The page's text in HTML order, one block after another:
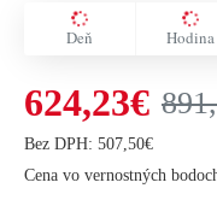
Deň Hodina
624,23€
Bez DPH: 507,50€
Cena vo vernostných